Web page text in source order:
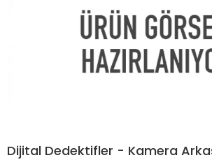
Dijital Dedektifler - Kamera